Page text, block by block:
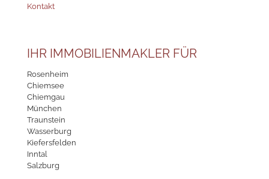
Kontakt
IHR IMMOBILIENMAKLER FÜR
Rosenheim
Chiemsee
Chiemgau
München
Traunstein
Wasserburg
Kiefersfelden
Inntal
Salzburg